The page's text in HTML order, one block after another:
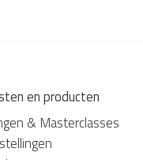
en producten
& Masterclasses